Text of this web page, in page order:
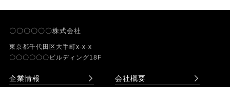
〇〇〇〇〇〇株式会社
東京都千代田区大手町x-x-x
〇〇〇〇〇〇ビルディング18F
企業情報 会社概要